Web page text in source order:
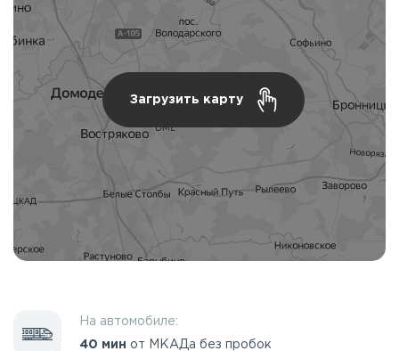
Загрузить карту
На автомобиле:
40 мин от МКАДа без пробок